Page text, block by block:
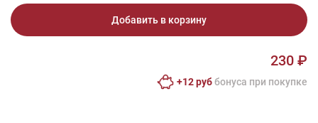
Добавить в корзину
230 ₽
+12 руббонусa при покупке